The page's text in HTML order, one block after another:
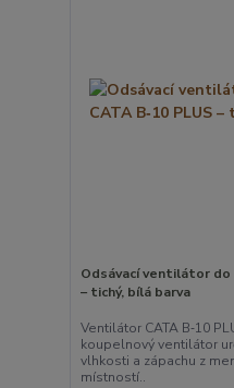
Odsávací ventilátor do
– tichý, bílá barva
Ventilátor CATA B‑10
koupelnový ventilátor
vlhkosti a zápachu z
místností..